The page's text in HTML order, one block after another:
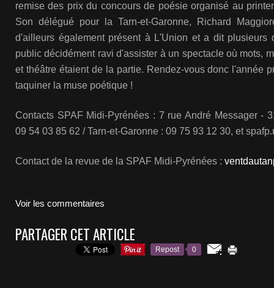
remise des prix du concours de poésie organisé au
Son délégué pour la Tarn-et-Garonne, Richard
d'ailleurs également présent à L'Union et a dit plusieurs
public décidément ravi d'assister à un spectacle où mots,
et théâtre étaient de la partie. Rendez-vous donc l'année
taquiner la muse poétique !
Contacts SPAF Midi-Pyrénées : 7 rue André Messager -
09 54 03 85 62 / Tarn-et-Garonne : 09 75 93 12 30, et
Contact de la revue de la SPAF Midi-Pyrénées :
Voir les commentaires
PARTAGER CET ARTICLE
Repost 0